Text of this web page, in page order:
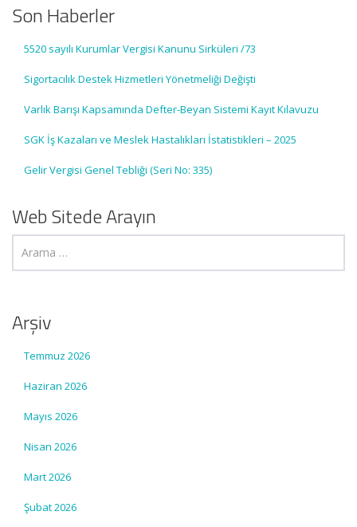
Son Haberler
5520 sayılı Kurumlar Vergisi Kanunu Sirküleri /73
Sigortacılık Destek Hizmetleri Yönetmeliği Değişti
Varlık Barışı Kapsamında Defter-Beyan Sistemi Kayıt Kılavuzu
SGK İş Kazaları ve Meslek Hastalıkları İstatistikleri – 2025
Gelir Vergisi Genel Tebliği (Seri No: 335)
Web Sitede Arayın
Arşiv
Temmuz 2026
Haziran 2026
Mayıs 2026
Nisan 2026
Mart 2026
Şubat 2026